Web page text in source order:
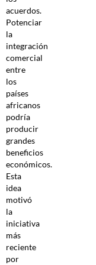
acuerdos.
Potenciar
la
integración
comercial
entre
los
países
africanos
podría
producir
grandes
beneficios
económicos.
Esta
idea
motivó
la
iniciativa
más
reciente
por